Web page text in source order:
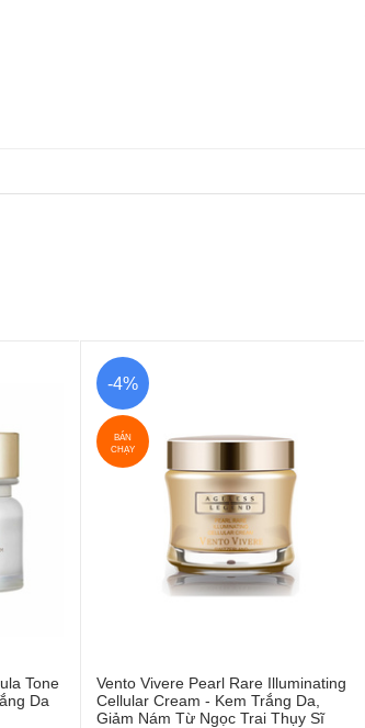
Tone
Da
-4%
BÁN
CHẠY
Vento Vivere Pearl Rare Illuminating
Cellular Cream - Kem Trắng Da,
Giảm Nám Từ Ngọc Trai Thụy Sĩ